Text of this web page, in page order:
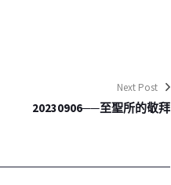
Next Post
20230906──至聖所的敬拜